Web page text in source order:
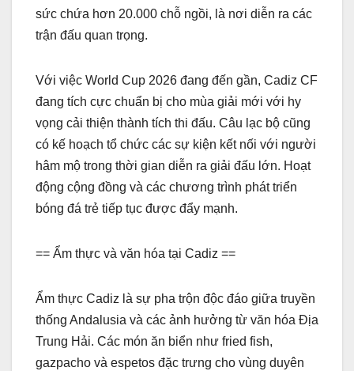
sức chứa hơn 20.000 chỗ ngồi, là nơi diễn ra các
trận đấu quan trọng.
Với việc World Cup 2026 đang đến gần, Cadiz CF
đang tích cực chuẩn bị cho mùa giải mới với hy
vọng cải thiện thành tích thi đấu. Câu lạc bộ cũng
có kế hoạch tổ chức các sự kiện kết nối với người
hâm mộ trong thời gian diễn ra giải đấu lớn. Hoạt
động cộng đồng và các chương trình phát triển
bóng đá trẻ tiếp tục được đẩy mạnh.
== Ẩm thực và văn hóa tại Cadiz ==
Ẩm thực Cadiz là sự pha trộn độc đáo giữa truyền
thống Andalusia và các ảnh hưởng từ văn hóa Địa
Trung Hải. Các món ăn biển như fried fish,
gazpacho và espetos đặc trưng cho vùng duyên